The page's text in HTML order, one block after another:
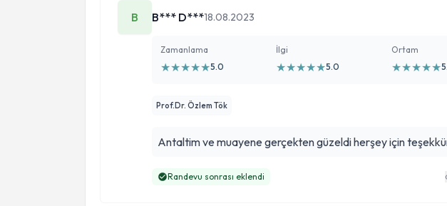
B B*** D***18.08.2023
Zamanlama
★★★★★5.0
İlgi
★★★★★5.0
Ortam
★★★★★
Prof.Dr. Özlem Tök
Antaltim ve muayene gerçekten güzeldi herşey için
Randevu sonrası eklendi